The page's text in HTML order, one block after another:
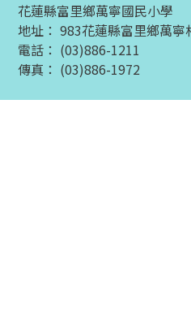
花蓮縣富里鄉萬寧國民小學
地址： 983花蓮縣富里鄉萬寧
電話： (03)886-1211
傳真： (03)886-1972